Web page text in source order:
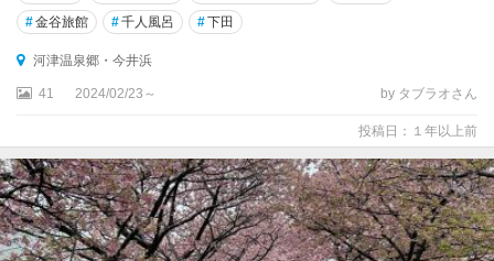
#金谷旅館 #千人風呂 #下田
河津温泉郷・今井浜
41 2024/02/23～ by タブラオさん
投稿日：１年以上前